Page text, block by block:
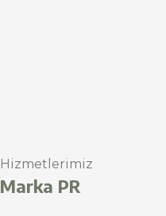
Hizmetlerimiz
Marka PR